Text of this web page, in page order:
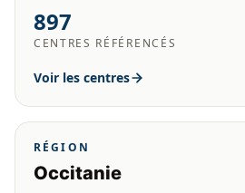
897
CENTRES RÉFÉRENCÉS
Voir les centres
RÉGION
Occitanie